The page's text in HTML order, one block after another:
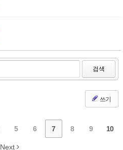
검색
쓰기
5 6 7 8 9 10
Next